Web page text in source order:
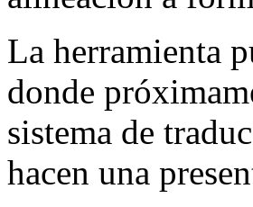
La herramienta
donde
sistema de
hacen una